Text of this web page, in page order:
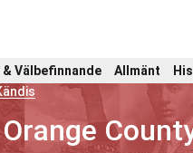
Välbefinnande Allmänt